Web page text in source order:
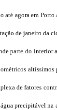
até agora em
de janeiro da
parte do
de fatores
precipitável